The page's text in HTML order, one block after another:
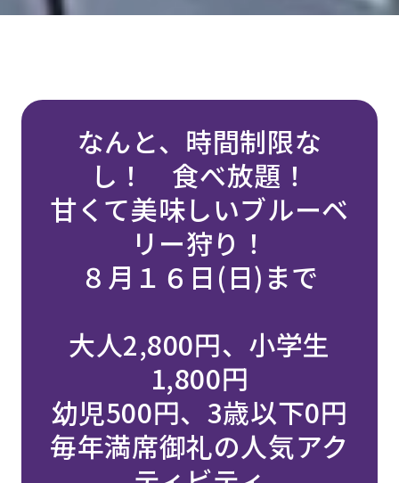
なんと、時間制限な
し！ 食べ放題！
甘くて美味しいブルーベ
リー狩り！
８月１６日(日)まで
大人2,800円、小学生
1,800円
幼児500円、3歳以下0円
毎年満席御礼の人気アク